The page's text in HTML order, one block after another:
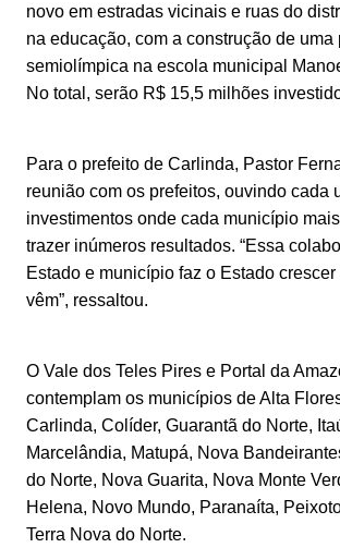
novo em estradas vicinais e ruas do
na educação, com a construção de uma
semiolímpica na escola municipal
No total, serão R$ 15,5 milhões
Para o prefeito de Carlinda, Pastor
reunião com os prefeitos, ouvindo cada
investimentos onde cada município
trazer inúmeros resultados. “Essa
Estado e município faz o Estado
vêm”, ressaltou.
O Vale dos Teles Pires e Portal da
contemplam os municípios de Alta
Carlinda, Colíder, Guarantã do Norte,
Marcelândia, Matupá, Nova
do Norte, Nova Guarita, Nova Monte
Helena, Novo Mundo, Paranaíta,
Terra Nova do Norte.